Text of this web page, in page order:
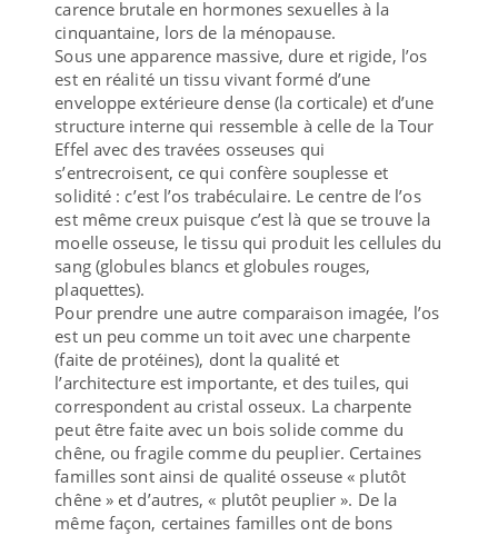
carence brutale en hormones sexuelles à la
cinquantaine, lors de la ménopause.
Sous une apparence massive, dure et rigide, l’os
est en réalité un tissu vivant formé d’une
enveloppe extérieure dense (la corticale) et d’une
structure interne qui ressemble à celle de la Tour
Effel avec des travées osseuses qui
s’entrecroisent, ce qui confère souplesse et
solidité : c’est l’os trabéculaire. Le centre de l’os
est même creux puisque c’est là que se trouve la
moelle osseuse, le tissu qui produit les cellules du
sang (globules blancs et globules rouges,
plaquettes).
Pour prendre une autre comparaison imagée, l’os
est un peu comme un toit avec une charpente
(faite de protéines), dont la qualité et
l’architecture est importante, et des tuiles, qui
correspondent au cristal osseux. La charpente
peut être faite avec un bois solide comme du
chêne, ou fragile comme du peuplier. Certaines
familles sont ainsi de qualité osseuse « plutôt
chêne » et d’autres, « plutôt peuplier ». De la
même façon, certaines familles ont de bons